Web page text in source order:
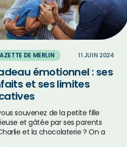
DE MERLIN 11 JUIN 2024
émotionnel : ses
et ses limites
souvenez de la petite fille
et gâtée par ses parents
et la chocolaterie ? On a